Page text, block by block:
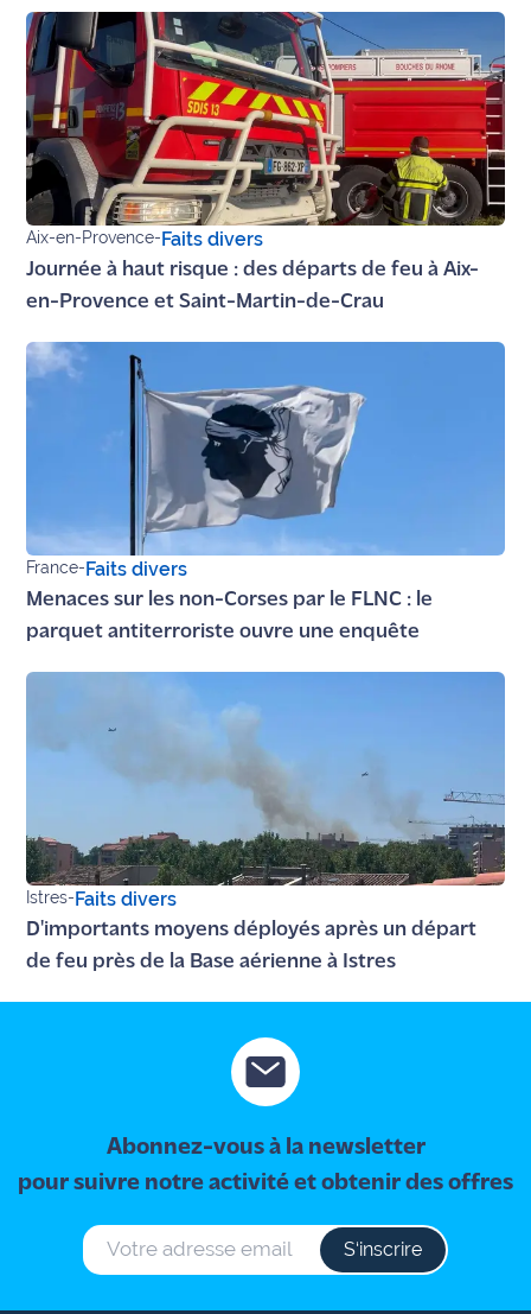
Maritima
L'anecdote
de Jeff
C'est
mon
club
Les
Coachs
Bon
Ecouter
et voir
Maritima
Recrutement
Mention
légales
Conditions
Aix-en-Provence-Faits divers
Journée à haut risque : des départs de feu à Aix-
en-Provence et Saint-Martin-de-Crau
France-Faits divers
Menaces sur les non-Corses par le FLNC : le
parquet antiterroriste ouvre une enquête
Istres-Faits divers
D'importants moyens déployés après un départ
de feu près de la Base aérienne à Istres
Abonnez-vous à la newsletter
pour suivre notre activité et obtenir des offres
S‘inscrire